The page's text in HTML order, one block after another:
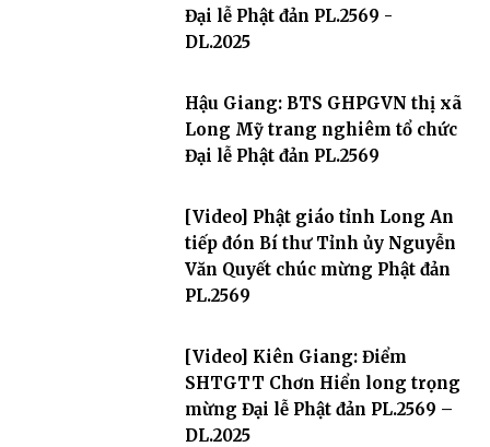
Đại lễ Phật đản PL.2569 -
DL.2025
Hậu Giang: BTS GHPGVN thị xã
Long Mỹ trang nghiêm tổ chức
Đại lễ Phật đản PL.2569
[Video] Phật giáo tỉnh Long An
tiếp đón Bí thư Tỉnh ủy Nguyễn
Văn Quyết chúc mừng Phật đản
PL.2569
[Video] Kiên Giang: Điểm
SHTGTT Chơn Hiển long trọng
mừng Đại lễ Phật đản PL.2569 –
DL.2025